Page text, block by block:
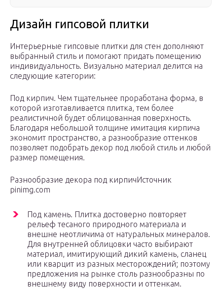
Дизайн гипсовой плитки
Интерьерные гипсовые плитки для стен дополняют
выбранный стиль и помогают придать помещению
индивидуальность. Визуально материал делится на
следующие категории:
Под кирпич. Чем тщательнее проработана форма, в
которой изготавливается плитка, тем более
реалистичной будет облицованная поверхность.
Благодаря небольшой толщине имитация кирпича
экономит пространство, а разнообразие оттенков
позволяет подобрать декор под любой стиль и любой
размер помещения.
Разнообразие декора под кирпичИсточник
pinimg.com
Под камень. Плитка достоверно повторяет
рельеф тесаного природного материала и
внешне неотличима от натуральных минералов.
Для внутренней облицовки часто выбирают
материал, имитирующий дикий камень, сланец
или кварцит из разных месторождений; поэтому
предложения на рынке столь разнообразны по
внешнему виду поверхности и оттенкам.